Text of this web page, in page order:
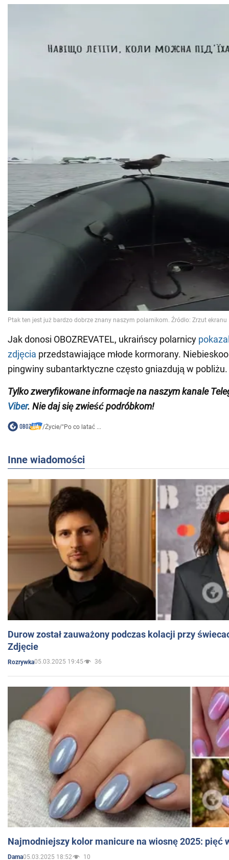
Jak donosi OBOZREVATEL, ukraińscy polarnicy
zdjęcia przedstawiające młode kormorany.
pingwiny subantarktyczne często gniazdują w pobliżu.
Tylko zweryfikowane informacje na naszym kanale
Viber. Nie daj się zwieść podróbkom!
/Życie/"Po co latać ...
Inne wiadomości
Durow został zauważony podczas kolacji przy
Zdjęcie
Rozrywka05.03.2025 19:45 36
Najmodniejszy kolor manicure na wiosnę 2025: pięć
Dama05.03.2025 18:52 10